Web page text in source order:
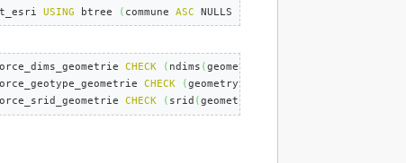
USING btree ( commune ASC NULLS FIRST
CHECK ( ndims ( geometrie
CHECK ( geometrytype
CHECK ( srid ( geometrie